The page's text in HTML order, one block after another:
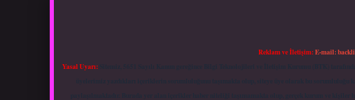
Reklam ve İletişim:E-mail:
Yasal Uyarı:Sitemiz, 5651 Sayılı Kanun gereğince Bilgi Teknolojileri ve İletişim Kurumu (BTK)